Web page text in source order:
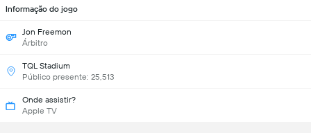
Informação do jogo
Jon Freemon
Árbitro
TQL Stadium
Público presente: 25,513
Onde assistir?
Apple TV